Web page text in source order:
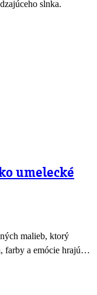
slnka.
umelecké
malieb, ktorý
farby a emócie hrajú…